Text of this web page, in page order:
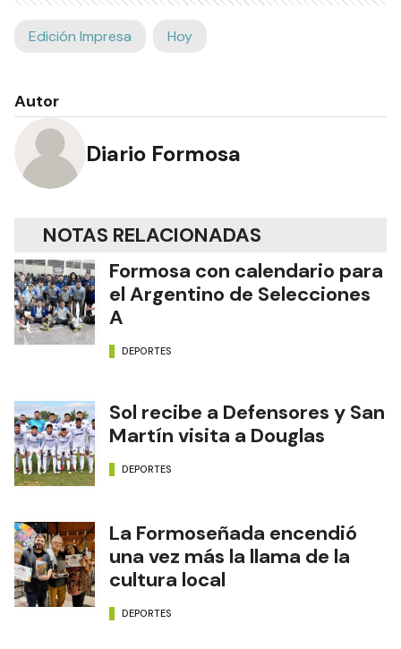
Edición Impresa Hoy
Autor
Diario Formosa
NOTAS RELACIONADAS
Formosa con calendario para
el Argentino de Selecciones
A
DEPORTES
Sol recibe a Defensores y San
Martín visita a Douglas
DEPORTES
La Formoseñada encendió
una vez más la llama de la
cultura local
DEPORTES